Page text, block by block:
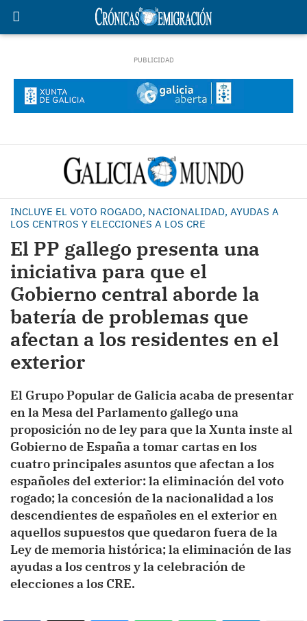
INCLUYE EL VOTO ROGADO, NACIONALIDAD, AYUDAS A
LOS CENTROS Y ELECCIONES A LOS CRE
El PP gallego presenta una
iniciativa para que el
Gobierno central aborde la
batería de problemas que
afectan a los residentes en el
exterior
El Grupo Popular de Galicia acaba de presentar
en la Mesa del Parlamento gallego una
proposición no de ley para que la Xunta inste al
Gobierno de España a tomar cartas en los
cuatro principales asuntos que afectan a los
españoles del exterior: la eliminación del voto
rogado; la concesión de la nacionalidad a los
descendientes de españoles en el exterior en
aquellos supuestos que quedaron fuera de la
Ley de memoria histórica; la eliminación de las
ayudas a los centros y la celebración de
elecciones a los CRE.